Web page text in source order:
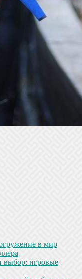
в мир
выбор: игровые